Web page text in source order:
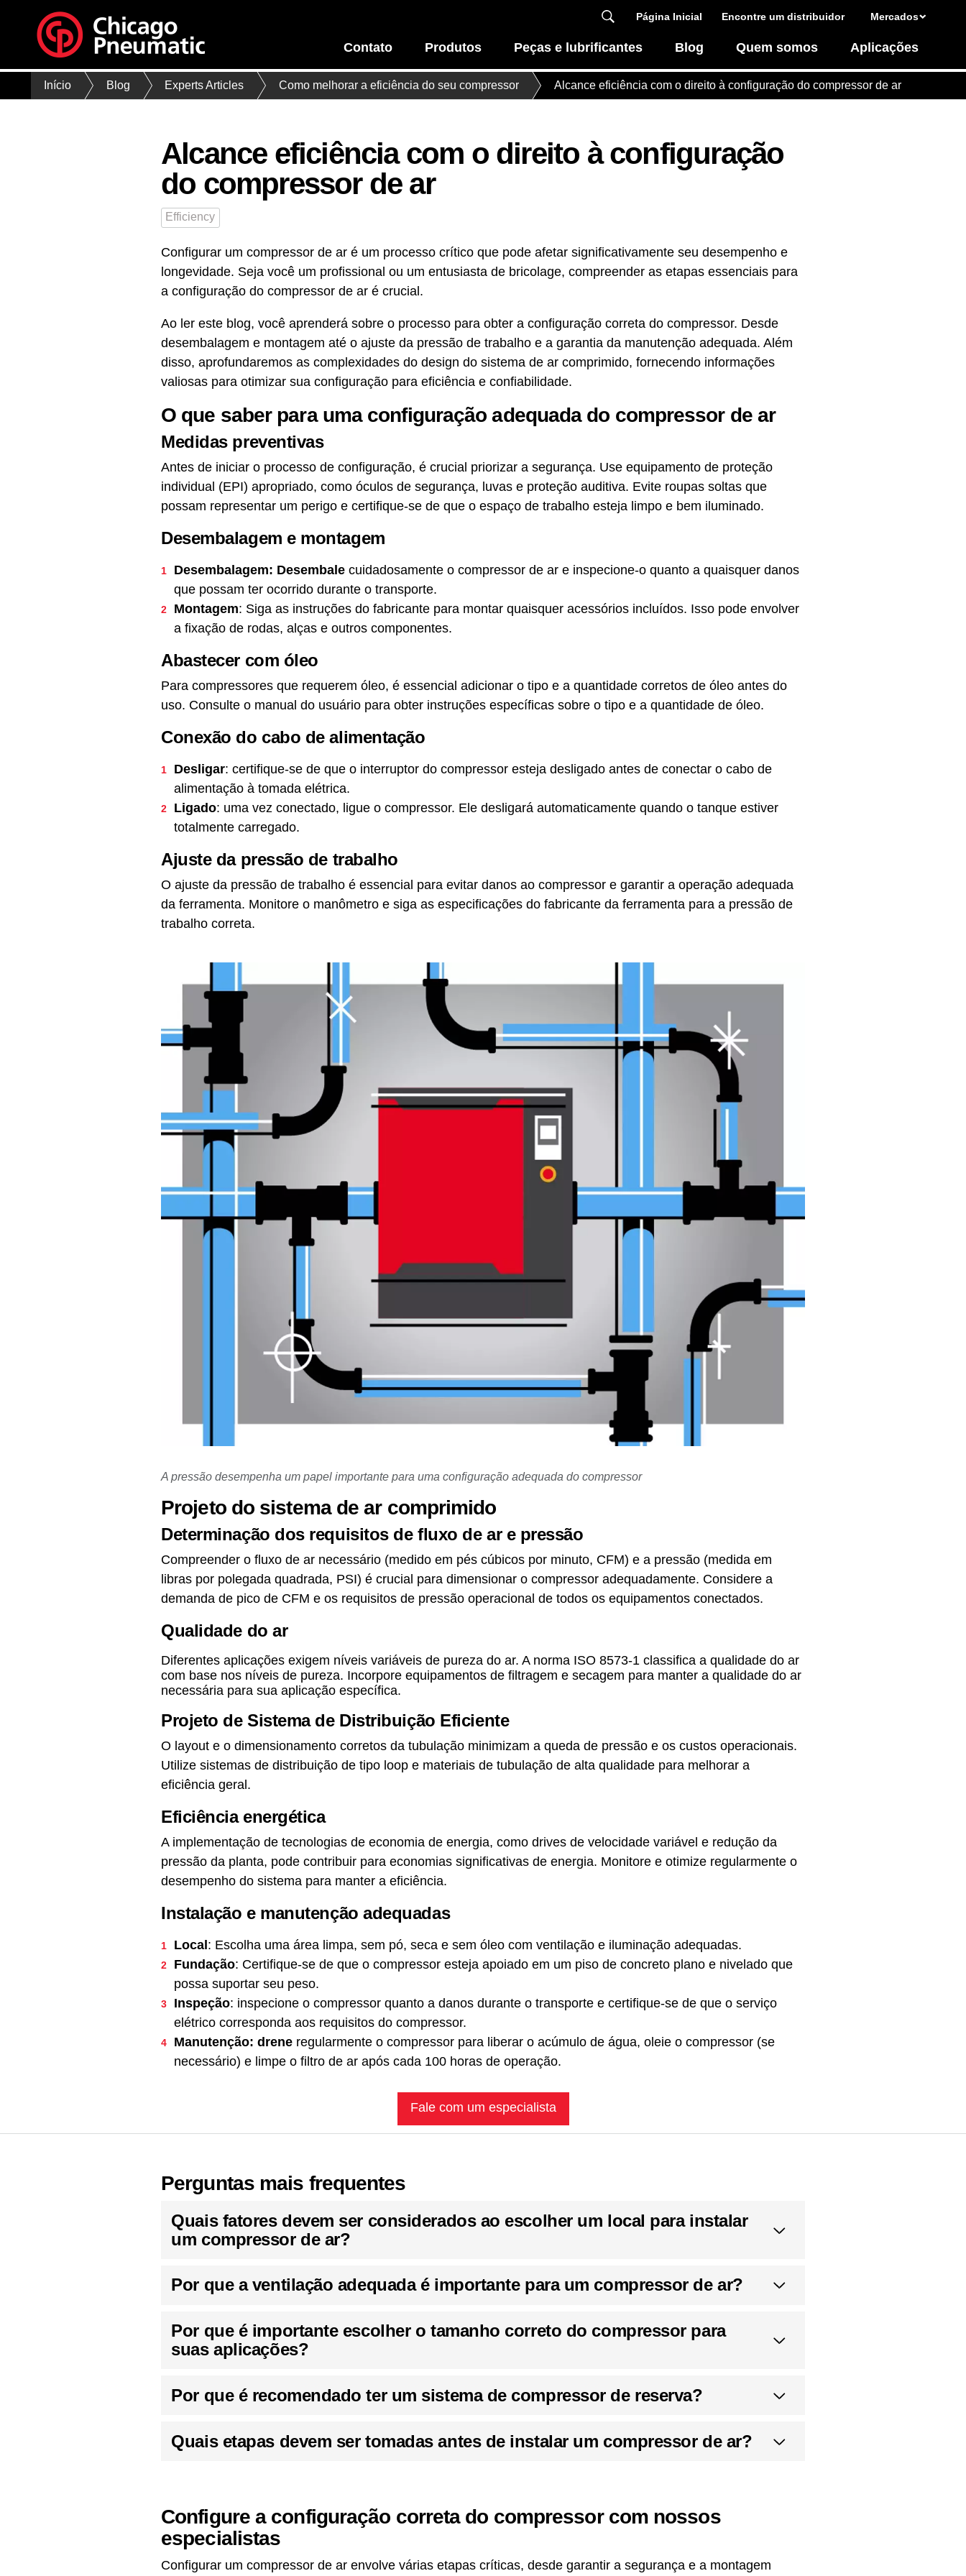
Mercados
Página Inicial Encontre um distribuidor
Contato Produtos Peças e lubrificantes Blog Quem somos Aplicações
Início Blog Experts Articles Como melhorar a eficiência do seu compressor Alcance eficiência com o direito à configuração do compressor de ar
Alcance eficiência com o direito à configuração
do compressor de ar
Efficiency
Configurar um compressor de ar é um processo crítico que pode afetar significativamente seu desempenho e
longevidade. Seja você um profissional ou um entusiasta de bricolage, compreender as etapas essenciais para
a configuração do compressor de ar é crucial.
Ao ler este blog, você aprenderá sobre o processo para obter a configuração correta do compressor. Desde
desembalagem e montagem até o ajuste da pressão de trabalho e a garantia da manutenção adequada. Além
disso, aprofundaremos as complexidades do design do sistema de ar comprimido, fornecendo informações
valiosas para otimizar sua configuração para eficiência e confiabilidade.
O que saber para uma configuração adequada do compressor de ar
Medidas preventivas
Antes de iniciar o processo de configuração, é crucial priorizar a segurança. Use equipamento de proteção
individual (EPI) apropriado, como óculos de segurança, luvas e proteção auditiva. Evite roupas soltas que
possam representar um perigo e certifique-se de que o espaço de trabalho esteja limpo e bem iluminado.
Desembalagem e montagem
Desembalagem: Desembale cuidadosamente o compressor de ar e inspecione-o quanto a quaisquer danos
que possam ter ocorrido durante o transporte.
Montagem: Siga as instruções do fabricante para montar quaisquer acessórios incluídos. Isso pode envolver
a fixação de rodas, alças e outros componentes.
Abastecer com óleo
Para compressores que requerem óleo, é essencial adicionar o tipo e a quantidade corretos de óleo antes do
uso. Consulte o manual do usuário para obter instruções específicas sobre o tipo e a quantidade de óleo.
Conexão do cabo de alimentação
Desligar: certifique-se de que o interruptor do compressor esteja desligado antes de conectar o cabo de
alimentação à tomada elétrica.
Ligado: uma vez conectado, ligue o compressor. Ele desligará automaticamente quando o tanque estiver
totalmente carregado.
Ajuste da pressão de trabalho
O ajuste da pressão de trabalho é essencial para evitar danos ao compressor e garantir a operação adequada
da ferramenta. Monitore o manômetro e siga as especificações do fabricante da ferramenta para a pressão de
trabalho correta.
A pressão desempenha um papel importante para uma configuração adequada do compressor
Projeto do sistema de ar comprimido
Determinação dos requisitos de fluxo de ar e pressão
Compreender o fluxo de ar necessário (medido em pés cúbicos por minuto, CFM) e a pressão (medida em
libras por polegada quadrada, PSI) é crucial para dimensionar o compressor adequadamente. Considere a
demanda de pico de CFM e os requisitos de pressão operacional de todos os equipamentos conectados.
Qualidade do ar
Diferentes aplicações exigem níveis variáveis de pureza do ar. A norma ISO 8573-1 classifica a qualidade do ar
com base nos níveis de pureza. Incorpore equipamentos de filtragem e secagem para manter a qualidade do ar
necessária para sua aplicação específica.
Projeto de Sistema de Distribuição Eficiente
O layout e o dimensionamento corretos da tubulação minimizam a queda de pressão e os custos operacionais.
Utilize sistemas de distribuição de tipo loop e materiais de tubulação de alta qualidade para melhorar a
eficiência geral.
Eficiência energética
A implementação de tecnologias de economia de energia, como drives de velocidade variável e redução da
pressão da planta, pode contribuir para economias significativas de energia. Monitore e otimize regularmente o
desempenho do sistema para manter a eficiência.
Instalação e manutenção adequadas
Local: Escolha uma área limpa, sem pó, seca e sem óleo com ventilação e iluminação adequadas.
Fundação: Certifique-se de que o compressor esteja apoiado em um piso de concreto plano e nivelado que
possa suportar seu peso.
Inspeção: inspecione o compressor quanto a danos durante o transporte e certifique-se de que o serviço
elétrico corresponda aos requisitos do compressor.
Manutenção: drene regularmente o compressor para liberar o acúmulo de água, oleie o compressor (se
necessário) e limpe o filtro de ar após cada 100 horas de operação.
Fale com um especialista
Perguntas mais frequentes
Quais fatores devem ser considerados ao escolher um local para instalar
um compressor de ar?
Por que a ventilação adequada é importante para um compressor de ar?
Por que é importante escolher o tamanho correto do compressor para
suas aplicações?
Por que é recomendado ter um sistema de compressor de reserva?
Quais etapas devem ser tomadas antes de instalar um compressor de ar?
Configure a configuração correta do compressor com nossos
especialistas
Configurar um compressor de ar envolve várias etapas críticas, desde garantir a segurança e a montagem